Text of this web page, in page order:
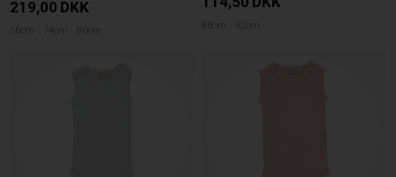
219,00 DKK
56cm 74cm 80cm 86cm 92cm